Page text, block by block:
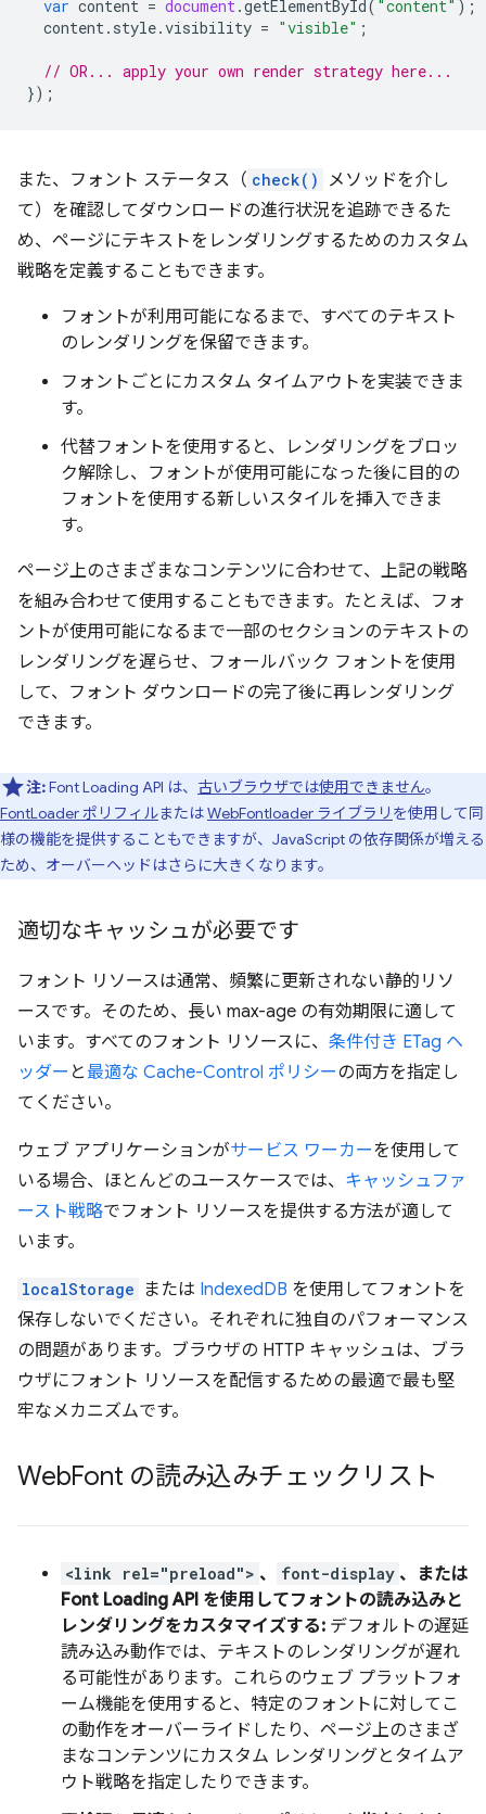
var content = document .getElementById ( "content" );
content . style.visibility = "visible" ;
// OR... apply your own render strategy here...
});
また、フォント ステータス（ check()
メソッドを介し
て）を確認してダウンロードの進行状況を追跡できるた
め、ページにテキストをレンダリングするためのカスタム
戦略を定義することもできます。
フォントが利用可能になるまで、すべてのテキスト
のレンダリングを保留できます。
フォントごとにカスタム タイムアウトを実装できま
す。
代替フォントを使用すると、レンダリングをブロッ
ク解除し、フォントが使用可能になった後に目的の
フォントを使用する新しいスタイルを挿入できま
す。
ページ上のさまざまなコンテンツに合わせて、上記の戦略
を組み合わせて使用することもできます。たとえば、フォ
ントが使用可能になるまで一部のセクションのテキストの
レンダリングを遅らせ、フォールバック フォントを使用
して、フォント ダウンロードの完了後に再レンダリング
できます。
注:Font Loading API は、 古いブラウザでは使用できません。
FontLoader ポリフィルまたはWebFontloader ライブラリ を使用して同
様の機能を提供することもできますが、JavaScript の依存関係が増える
ため、オーバーヘッドはさらに大きくなります。
適切なキャッシュが必要です
フォント リソースは通常、頻繁に更新されない静的リソ
ースです。そのため、長い max-age の有効期限に適して
います。すべてのフォント リソースに、 条件付き ETag ヘ
ッダー と最適な Cache-Control ポリシーの両方を指定し
てください。
ウェブ アプリケーションがサービス ワーカーを使用して
いる場合、ほとんどのユースケースでは、 キャッシュファ
ースト戦略でフォント リソースを提供する方法が適して
います。
localStorage または IndexedDB を使用してフォントを
保存しないでください。それぞれに独自のパフォーマンス
の問題があります。ブラウザの HTTP キャッシュは、ブラ
ウザにフォント リソースを配信するための最適で最も堅
牢なメカニズムです。
WebFont の読み込みチェックリスト
<link rel="preload"> 、 font-display 、または
Font Loading API を使用してフォントの読み込みと
レンダリングをカスタマイズする: デフォルトの遅延
読み込み動作では、テキストのレンダリングが遅れ
る可能性があります。これらのウェブ プラットフォ
ーム機能を使用すると、特定のフォントに対してこ
の動作をオーバーライドしたり、ページ上のさまざ
まなコンテンツにカスタム レンダリングとタイムア
ウト戦略を指定したりできます。